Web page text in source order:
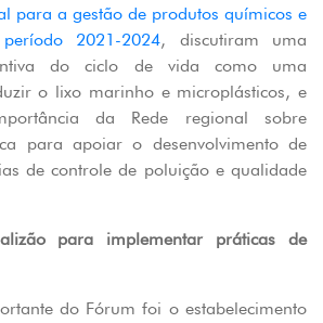
para a gestão de produtos químicos e
2021-2024, discutiram uma
do ciclo de vida como uma
o lixo marinho e microplásticos, e
da Rede regional sobre
para apoiar o desenvolvimento de
de controle de poluição e qualidade
para implementar práticas de
do Fórum foi o estabelecimento